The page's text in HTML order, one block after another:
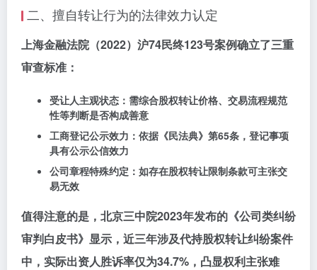
二、擅自转让行为的法律效力认定
上海金融法院（2022）沪74民终123号案例确立了三重
审查标准：
受让人主观状态： 需综合股权转让价格、交易流程规范
性等判断是否构成善意
工商登记公示效力： 依据《民法典》第65条，登记事项
具有公示公信效力
公司章程特殊约定： 如存在股权转让限制条款可主张交
易无效
值得注意的是，北京三中院2023年发布的《公司类纠纷
审判白皮书》显示，近三年涉及代持股权转让纠纷案件
中，实际出资人胜诉率仅为34.7%，凸显权利主张难